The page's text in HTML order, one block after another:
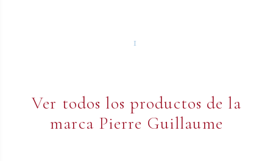
1
Ver todos los productos de la
marca Pierre Guillaume